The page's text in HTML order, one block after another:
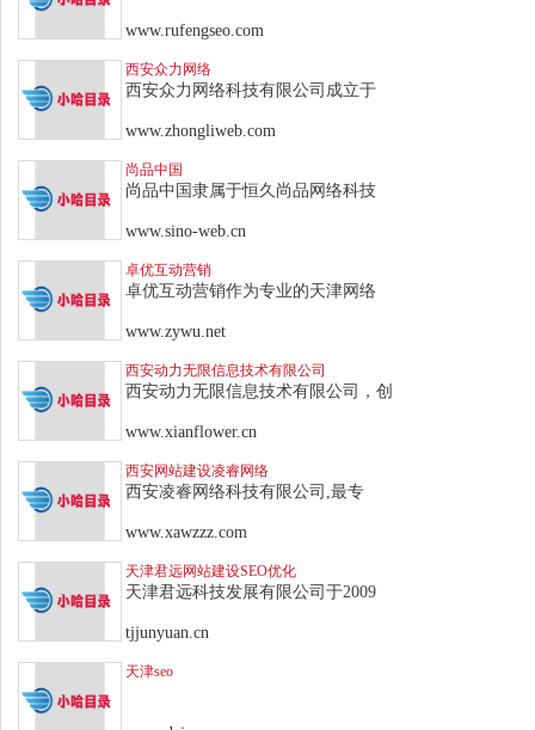
www.rufengseo.com
西安众力网络
西安众力网络科技有限公司成立于
www.zhongliweb.com
尚品中国
尚品中国隶属于恒久尚品网络科技
www.sino-web.cn
卓优互动营销
卓优互动营销作为专业的天津网络
www.zywu.net
西安动力无限信息技术有限公司
西安动力无限信息技术有限公司，创
www.xianflower.cn
西安网站建设凌睿网络
西安凌睿网络科技有限公司,最专
www.xawzzz.com
天津君远网站建设SEO优化
天津君远科技发展有限公司于2009
tjjunyuan.cn
天津seo